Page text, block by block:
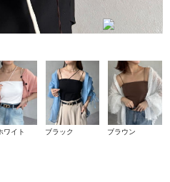
ワイト ブラック ブラウン